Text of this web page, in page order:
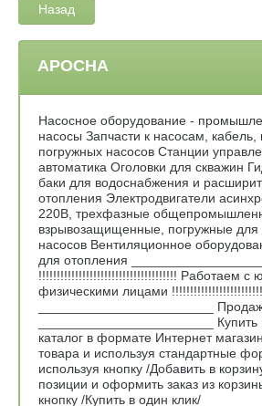
Назад
АРОСНА
Насосное оборудование -
насосы Запчасти к насосам, кабель,
погружных насосов Станции
автоматика Оголовки для скважин
баки для водоснабжения и
отопления Электродвигатели
220В, трехфазные
взрывозащищенные, погружные для
насосов Вентиляционное
для отопления
!!!!!!!!!!!!!!!!!!!!!!!!!!!!!!!!!!!!!! Работаем с
физическими лицами
________________________
________________________
каталог в формате Интернет
товара и используя стандартные
используя кнопку /Добавить в
позиции и оформить заказ из
кнопку /Купить в один клик/